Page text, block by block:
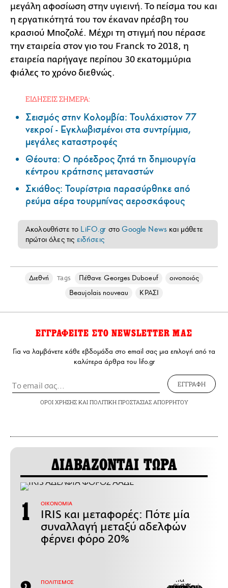
μεγάλη αφοσίωση στην υγιεινή. Το πείσμα του και
η εργατικότητά του τον έκαναν πρέσβη του
κρασιού Μποζολέ. Μέχρι τη στιγμή που πέρασε
την εταιρεία στον γιο του Franck το 2018, η
εταιρεία παρήγαγε περίπου 30 εκατομμύρια
φιάλες το χρόνο διεθνώς.
ΕΙΔΗΣΕΙΣ ΣΗΜΕΡΑ:
Σεισμός στην Κολομβία: Τουλάχιστον 77
νεκροί - Εγκλωβισμένοι στα συντρίμμια,
μεγάλες καταστροφές
Θέουτα: Ο πρόεδρος ζητά τη δημιουργία
κέντρου κράτησης μεταναστών
Σκιάθος: Τουρίστρια παρασύρθηκε από
ρεύμα αέρα τουρμπίνας αεροσκάφους
Ακολουθήστε το LiFO.gr στοGoogle News και μάθετε
πρώτοι όλες τις ειδήσεις
Διεθνή Tags Πέθανε Georges Duboeuf
οινοποιός
Beaujolais nouveau
ΚΡΑΣΙ
ΕΓΓΡΑΦΕΙΤΕ ΣΤΟ NEWSLETTER ΜΑΣ
Για να λαμβάνετε κάθε εβδομάδα στο email σας μια επιλογή από τα
καλύτερα άρθρα του lifo.gr
ΕΓΓΡΑΦΗ
ΟΡΟΙ ΧΡΗΣΗΣΚΑΙ ΠΟΛΙΤΙΚΗ ΠΡΟΣΤΑΣΙΑΣ ΑΠΟΡΡΗΤΟΥ
ΔΙΑΒΑΖΟΝΤΑΙ ΤΩΡΑ
ΟΙΚΟΝΟΜΙΑ
IRIS και μεταφορές: Πότε μία
συναλλαγή μεταξύ αδελφών
φέρνει φόρο 20%
ΠΟΛΙΤΙΣΜΟΣ